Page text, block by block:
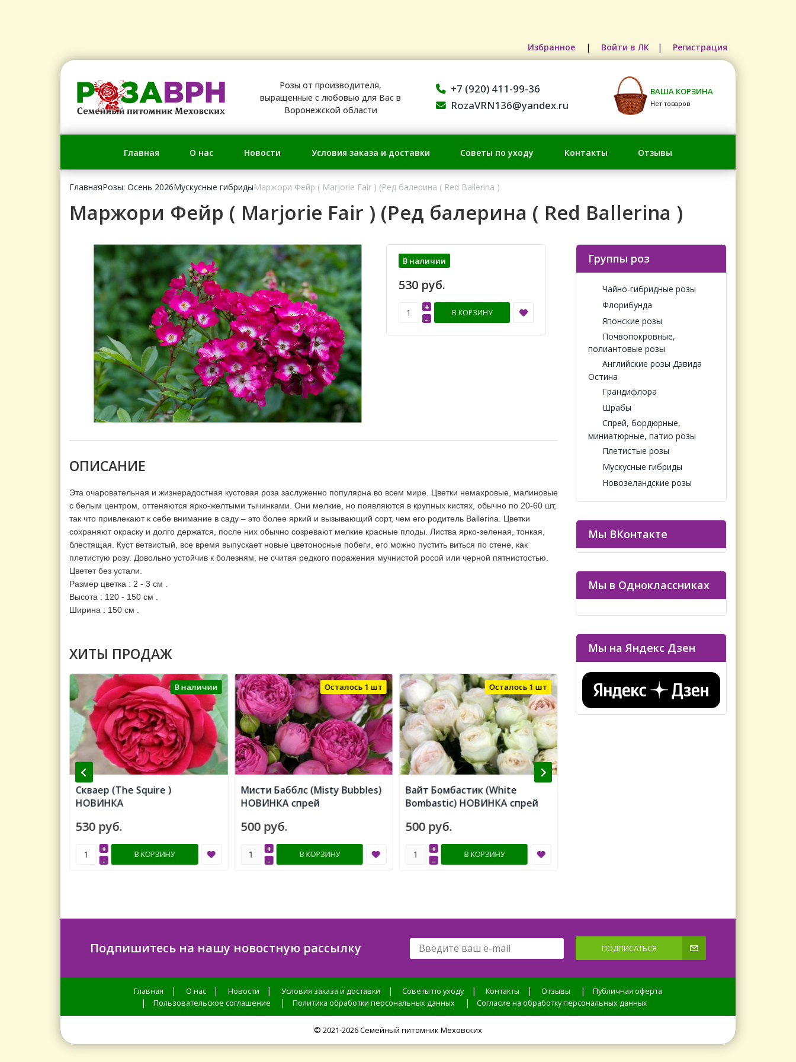
Избранное | Войти в ЛК | Регистрация
Розы от производителя,
выращенные с любовью для Вас в
Воронежской области
+7 (920) 411-99-36
RozaVRN136@yandex.ru
ВАША КОРЗИНА
Нет товаров
Главная О нас Новости Условия заказа и доставки Советы по уходу Контакты Отзывы
ГлавнаяРозы: Осень 2026Мускусные гибридыМаржори Фейр ( Marjorie Fair ) (Ред балерина ( Red Ballerina )
Маржори Фейр ( Marjorie Fair ) (Ред балерина ( Red Ballerina )
В наличии
530 руб.
-
+ В КОРЗИНУ
ОПИСАНИЕ
Эта очаровательная и жизнерадостная кустовая роза заслуженно популярна во всем мире. Цветки немахровые, малиновые
с белым центром, оттеняются ярко-желтыми тычинками. Они мелкие, но появляются в крупных кистях, обычно по 20-60 шт,
так что привлекают к себе внимание в саду – это более яркий и вызывающий сорт, чем его родитель Ballerina. Цветки
сохраняют окраску и долго держатся, после них обычно созревают мелкие красные плоды. Листва ярко-зеленая, тонкая,
блестящая. Куст ветвистый, все время выпускает новые цветоносные побеги, его можно пустить виться по стене, как
плетистую розу. Довольно устойчив к болезням, не считая редкого поражения мучнистой росой или черной пятнистостью.
Цветет без устали.
Размер цветка : 2 - 3 см .
Высота : 120 - 150 см .
Ширина : 150 см .
ХИТЫ ПРОДАЖ
В наличии
Скваер (The Squire )
НОВИНКА
530 руб.
-
+ В КОРЗИНУ
Осталось 1 шт
Мисти Бабблс (Misty Bubbles)
НОВИНКА спрей
500 руб.
-
+ В КОРЗИНУ
Осталось 1 шт
Вайт Бомбастик (White
Bombastic) НОВИНКА спрей
500 руб.
-
+ В КОРЗИНУ
Осталось 3 шт
Группы роз
Чайно-гибридные розы
Флорибунда
Японские розы
Почвопокровные,
полиантовые розы
Английские розы Дэвида
Остина
Грандифлора
Шрабы
Спрей, бордюрные,
миниатюрные, патио розы
Плетистые розы
Мускусные гибриды
Новозеландские розы
Мы ВКонтакте
Мы в Одноклассниках
Мы на Яндекс Дзен
Подпишитесь на нашу новостную рассылку ПОДПИСАТЬСЯ
Главная | О нас | Новости | Условия заказа и доставки | Советы по уходу | Контакты | Отзывы | Публичная оферта
| Пользовательское соглашение | Политика обработки персональных данных | Согласие на обработку персональных данных
© 2021-2026 Семейный питомник Меховских